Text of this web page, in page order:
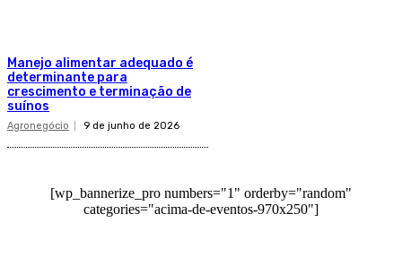
Manejo alimentar adequado é
determinante para
crescimento e terminação de
suínos
Agronegócio 9 de junho de 2026
[wp_bannerize_pro numbers="1" orderby="random"
categories="acima-de-eventos-970x250"]